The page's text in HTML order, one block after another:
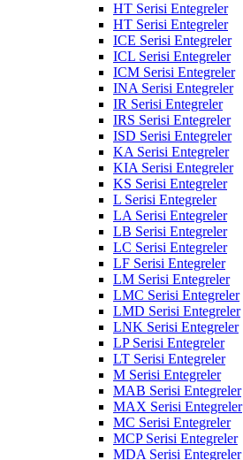
HT Serisi Entegreler
HT Serisi Entegreler
ICE Serisi Entegreler
ICL Serisi Entegreler
ICM Serisi Entegreler
INA Serisi Entegreler
IR Serisi Entegreler
IRS Serisi Entegreler
ISD Serisi Entegreler
KA Serisi Entegreler
KIA Serisi Entegreler
KS Serisi Entegreler
L Serisi Entegreler
LA Serisi Entegreler
LB Serisi Entegreler
LC Serisi Entegreler
LF Serisi Entegreler
LM Serisi Entegreler
LMC Serisi Entegreler
LMD Serisi Entegreler
LNK Serisi Entegreler
LP Serisi Entegreler
LT Serisi Entegreler
M Serisi Entegreler
MAB Serisi Entegreler
MAX Serisi Entegreler
MC Serisi Entegreler
MCP Serisi Entegreler
MDA Serisi Entegreler